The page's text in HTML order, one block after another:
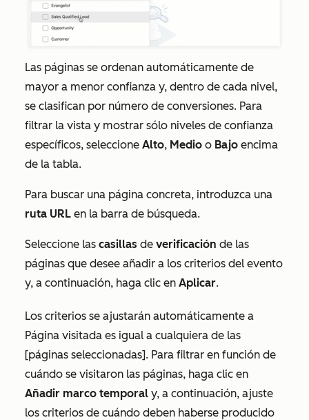
Las páginas se ordenan automáticamente de
mayor a menor confianza y, dentro de cada nivel,
se clasifican por número de conversiones. Para
filtrar la vista y mostrar sólo niveles de confianza
específicos, seleccione Alto, Medio o Bajo encima
de la tabla.
Para buscar una página concreta, introduzca una
ruta URL en la barra de búsqueda.
Seleccione las casillas de verificación de las
páginas que desee añadir a los criterios del evento
y, a continuación, haga clic en Aplicar.
Los criterios se ajustarán automáticamente a
Página visitada es igual a cualquiera de las
[páginas seleccionadas]. Para filtrar en función de
cuándo se visitaron las páginas, haga clic en
Añadir marco temporal y, a continuación, ajuste
los criterios de cuándo deben haberse producido